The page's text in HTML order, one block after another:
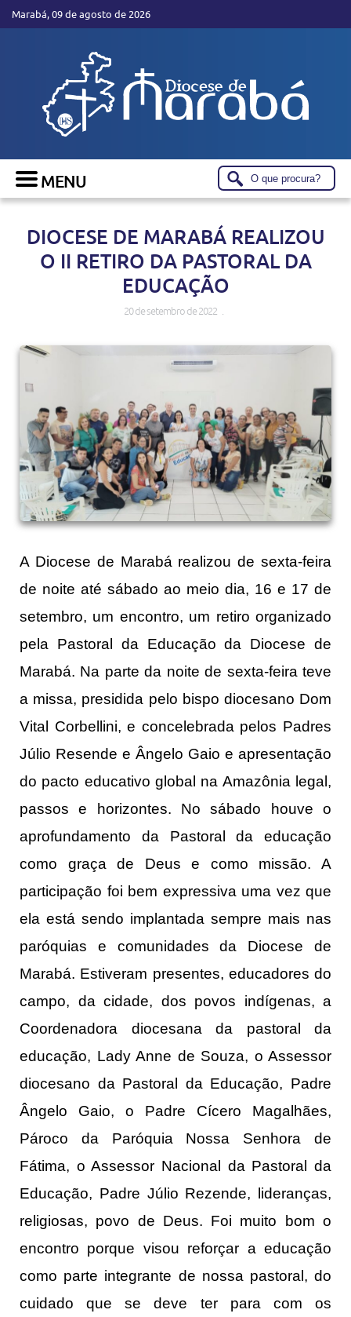
Marabá, 09 de agosto de 2026
DIOCESE DE MARABÁ REALIZOU
O II RETIRO DA PASTORAL DA
EDUCAÇÃO
20 de setembro de 2022 .
A Diocese de Marabá realizou de sexta-feira
de noite até sábado ao meio dia, 16 e 17 de
setembro, um encontro, um retiro organizado
pela Pastoral da Educação da Diocese de
Marabá. Na parte da noite de sexta-feira teve
a missa, presidida pelo bispo diocesano Dom
Vital Corbellini, e concelebrada pelos Padres
Júlio Resende e Ângelo Gaio e apresentação
do pacto educativo global na Amazônia legal,
passos e horizontes. No sábado houve o
aprofundamento da Pastoral da educação
como graça de Deus e como missão. A
participação foi bem expressiva uma vez que
ela está sendo implantada sempre mais nas
paróquias e comunidades da Diocese de
Marabá. Estiveram presentes, educadores do
campo, da cidade, dos povos indígenas, a
Coordenadora diocesana da pastoral da
educação, Lady Anne de Souza, o Assessor
diocesano da Pastoral da Educação, Padre
Ângelo Gaio, o Padre Cícero Magalhães,
Pároco da Paróquia Nossa Senhora de
Fátima, o Assessor Nacional da Pastoral da
Educação, Padre Júlio Rezende, lideranças,
religiosas, povo de Deus. Foi muito bom o
encontro porque visou reforçar a educação
como parte integrante de nossa pastoral, do
cuidado que se deve ter para com os